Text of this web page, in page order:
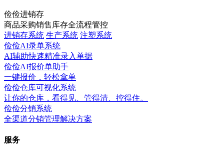
俭俭进销存
商品采购销售库存全流程管控
进销存系统 生产系统 注塑系统
俭俭AI录单系统
AI辅助快速精准录入单据
俭俭AI报价单助手
一键报价，轻松拿单
俭俭仓库可视化系统
让你的仓库，看得见、管得清、控得住。
俭俭分销系统
全渠道分销管理解决方案
服务